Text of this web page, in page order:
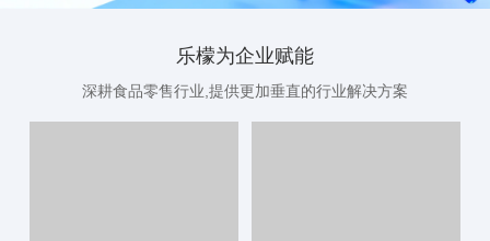
乐檬为企业赋能
深耕食品零售行业,提供更加垂直的行业解决方案